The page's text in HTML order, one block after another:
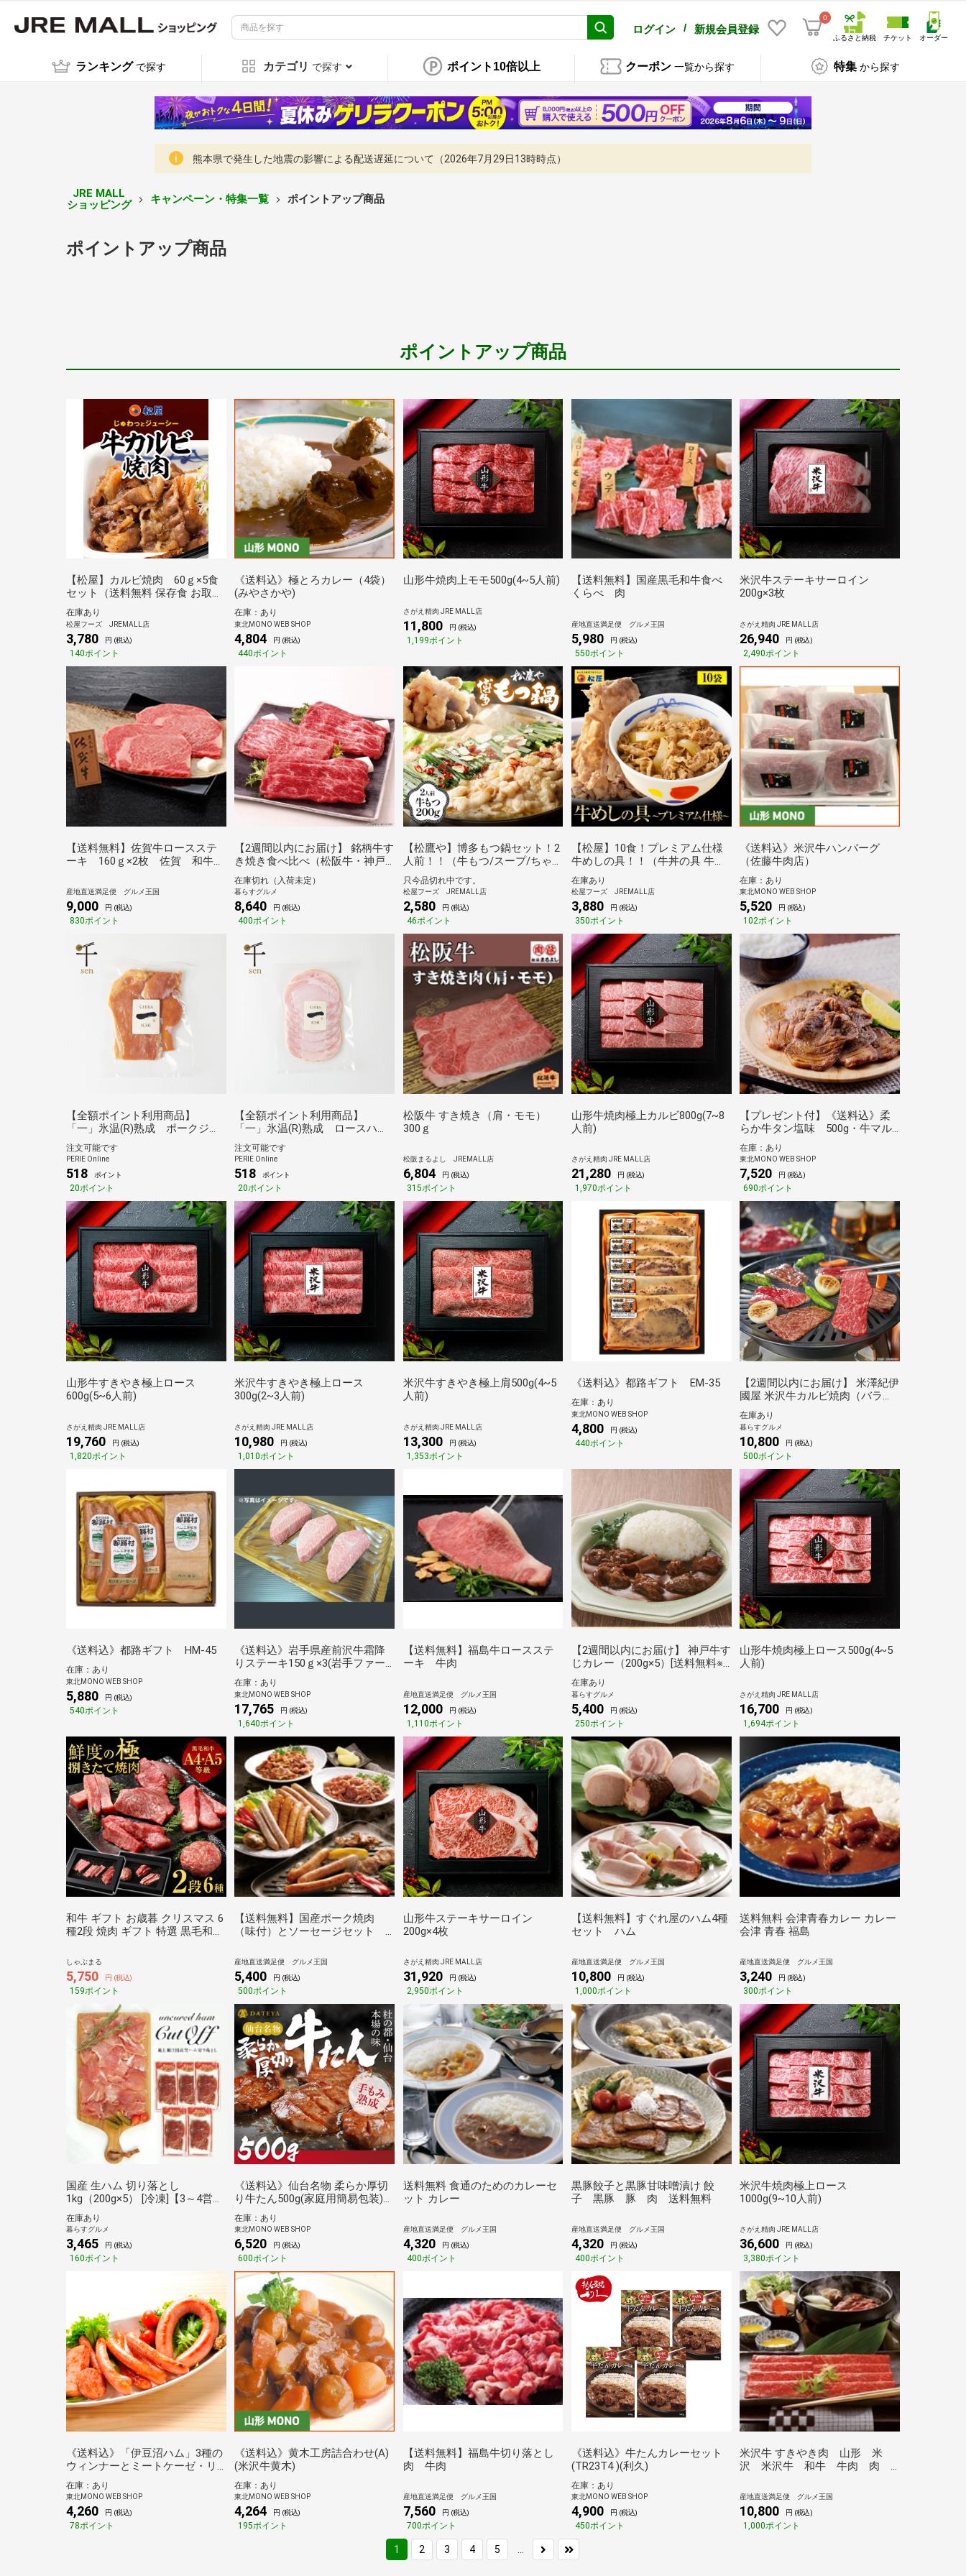
ログイン / 新規会員登録
0
ふるさと納税 チケット オーダー
ランキング で探す カテゴリ で探す ポイント10倍以上 クーポン 一覧から探す 特集 から探す
熊本県で発生した地震の影響による配送遅延について（2026年7月29日13時時点）
JRE MALL
ショッピング
キャンペーン・特集一覧 ポイントアップ商品
ポイントアップ商品
ポイントアップ商品
【松屋】カルビ焼肉 60ｇ×5食
セット（送料無料 保存食 お取り
寄せ おかず セット 冷凍 冷凍食
品 食品 まつや 非常食）
在庫あり
松屋フーズ JREMALL店
3,780 円 (税込)
140ポイント
《送料込》極とろカレー（4袋）
(みやさかや)
在庫：あり
東北MONO WEB SHOP
4,804 円 (税込)
440ポイント
山形牛焼肉上モモ500g(4~5人前)
さがえ精肉 JRE MALL店
11,800 円 (税込)
1,199ポイント
【送料無料】国産黒毛和牛食べ
くらべ 肉
産地直送満足便 グルメ王国
5,980 円 (税込)
550ポイント
米沢牛ステーキサーロイン
200g×3枚
さがえ精肉 JRE MALL店
26,940 円 (税込)
2,490ポイント
【送料無料】佐賀牛ロースステ
ーキ 160ｇ×2枚 佐賀 和牛
キ
産地直送満足便 グルメ王国
9,000 円 (税込)
830ポイント
【2週間以内にお届け】 銘柄牛す
き焼き食べ比べ（松阪牛・神戸
ビーフ・近江牛モモ 各120g）
（計360g）[送料無料※沖縄離島
不可] [代引き不可]ギフト 倉庫C
在庫切れ（入荷未定）
暮らすグルメ
8,640 円 (税込)
400ポイント
【松鷹や】博多もつ鍋セット！2
人前！！（牛もつ/スープ/ちゃん
ぽん麺/鷹の爪/ガーリックフレー
ク/いりごま プリップリで美味
しい松鷹や博多もつ鍋セット 牛
もつ/スープ/ちゃんぽん麺【冷
凍】）
只今品切れ中です。
松屋フーズ JREMALL店
2,580 円 (税込)
46ポイント
【松屋】10食！プレミアム仕様
牛めしの具！！（牛丼の具 牛め
し 牛丼の具 グルメ 牛皿 1食当た
りたっぷり135g 冷凍食品おかず
セット お惣菜 牛丼 肉 食事 まつ
や 非常食 ブラックフライデー）
在庫あり
松屋フーズ JREMALL店
3,880 円 (税込)
350ポイント
《送料込》米沢牛ハンバーグ
（佐藤牛肉店）
在庫：あり
東北MONO WEB SHOP
5,520 円 (税込)
102ポイント
【全額ポイント利用商品】
「一」氷温(R)熟成 ポークジャ
ーキー (セミドライ)
注文可能です
PERIE Online
518 ポイント
20ポイント
【全額ポイント利用商品】
「一」氷温(R)熟成 ロースハ
ム スライス
注文可能です
PERIE Online
518 ポイント
20ポイント
松阪牛 すき焼き（肩・モモ）
300ｇ
松阪まるよし JREMALL店
6,804 円 (税込)
315ポイント
山形牛焼肉極上カルビ800g(7~8
人前)
さがえ精肉 JRE MALL店
21,280 円 (税込)
1,970ポイント
【プレゼント付】《送料込》柔
らか牛タン塩味 500g・牛マル
コロホルモン150ｇプレゼント
（栄和）
在庫：あり
東北MONO WEB SHOP
7,520 円 (税込)
690ポイント
山形牛すきやき極上ロース
600g(5~6人前)
さがえ精肉 JRE MALL店
19,760 円 (税込)
1,820ポイント
米沢牛すきやき極上ロース
300g(2~3人前)
さがえ精肉 JRE MALL店
10,980 円 (税込)
1,010ポイント
米沢牛すきやき極上肩500g(4~5
人前)
さがえ精肉 JRE MALL店
13,300 円 (税込)
1,353ポイント
《送料込》都路ギフト EM-35
在庫：あり
東北MONO WEB SHOP
4,800 円 (税込)
440ポイント
【2週間以内にお届け】 米澤紀伊
國屋 米沢牛カルビ焼肉（バラ肉
430g）[送料無料※沖縄離島不可]
[代引き不可]ギフト 倉庫C
在庫あり
暮らすグルメ
10,800 円 (税込)
500ポイント
《送料込》都路ギフト HM-45
在庫：あり
東北MONO WEB SHOP
5,880 円 (税込)
540ポイント
《送料込》岩手県産前沢牛霜降
りステーキ150ｇ×3(岩手ファー
マーズミート)
在庫：あり
東北MONO WEB SHOP
17,765 円 (税込)
1,640ポイント
【送料無料】福島牛ロースステ
ーキ 牛肉
産地直送満足便 グルメ王国
12,000 円 (税込)
1,110ポイント
【2週間以内にお届け】 神戸牛す
じカレー（200g×5）[送料無料※
沖縄離島不可] [代引き不可]ギフ
ト 倉庫C
在庫あり
暮らすグルメ
5,400 円 (税込)
250ポイント
山形牛焼肉極上ロース500g(4~5
人前)
さがえ精肉 JRE MALL店
16,700 円 (税込)
1,694ポイント
和牛 ギフト お歳暮 クリスマス 6
種2段 焼肉 ギフト 特選 黒毛和牛
牛肉 国産 黒毛 和牛 焼肉 セット
真空密封包装 しゃぶまる
しゃぶまる
5,750 円 (税込)
159ポイント
【送料無料】国産ポーク焼肉
（味付）とソーセージセット
焼肉 焼き肉 ソーセージ
産地直送満足便 グルメ王国
5,400 円 (税込)
500ポイント
山形牛ステーキサーロイン
200g×4枚
さがえ精肉 JRE MALL店
31,920 円 (税込)
2,950ポイント
【送料無料】すぐれ屋のハム4種
セット ハム
産地直送満足便 グルメ王国
10,800 円 (税込)
1,000ポイント
送料無料 会津青春カレー カレー
会津 青春 福島
産地直送満足便 グルメ王国
3,240 円 (税込)
300ポイント
国産 生ハム 切り落とし
1kg（200g×5） [冷凍]【3～4営業
日以内に出荷】 おつまみ 倉庫B
在庫あり
暮らすグルメ
3,465 円 (税込)
160ポイント
《送料込》仙台名物 柔らか厚切
り牛たん500g(家庭用簡易包装)
【都の杜・仙台】
在庫：あり
東北MONO WEB SHOP
6,520 円 (税込)
600ポイント
送料無料 食通のためのカレーセ
ット カレー
産地直送満足便 グルメ王国
4,320 円 (税込)
400ポイント
黒豚餃子と黒豚甘味噌漬け 餃
子 黒豚 豚 肉 送料無料
産地直送満足便 グルメ王国
4,320 円 (税込)
400ポイント
米沢牛焼肉極上ロース
1000g(9~10人前)
さがえ精肉 JRE MALL店
36,600 円 (税込)
3,380ポイント
《送料込》「伊豆沼ハム」3種の
ウィンナーとミートケーゼ・リ
ングフランクのセット(伊豆沼農
産)
在庫：あり
東北MONO WEB SHOP
4,260 円 (税込)
78ポイント
《送料込》黄木工房詰合わせ(A)
(米沢牛黄木)
在庫：あり
東北MONO WEB SHOP
4,264 円 (税込)
195ポイント
【送料無料】福島牛切り落とし
肉 牛肉
産地直送満足便 グルメ王国
7,560 円 (税込)
700ポイント
《送料込》牛たんカレーセット
(TR23T4 )(利久)
在庫：あり
東北MONO WEB SHOP
4,900 円 (税込)
450ポイント
米沢牛 すきやき肉 山形 米
沢 米沢牛 和牛 牛肉 肉
無料
産地直送満足便 グルメ王国
10,800 円 (税込)
1,000ポイント
1 2 3 4 5 ...